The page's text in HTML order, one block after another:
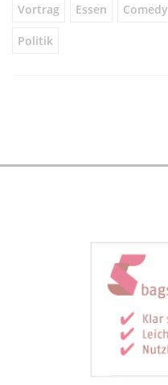
Vortrag Essen Comedy
Politik